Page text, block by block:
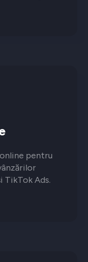
pentru
TikTok Ads.